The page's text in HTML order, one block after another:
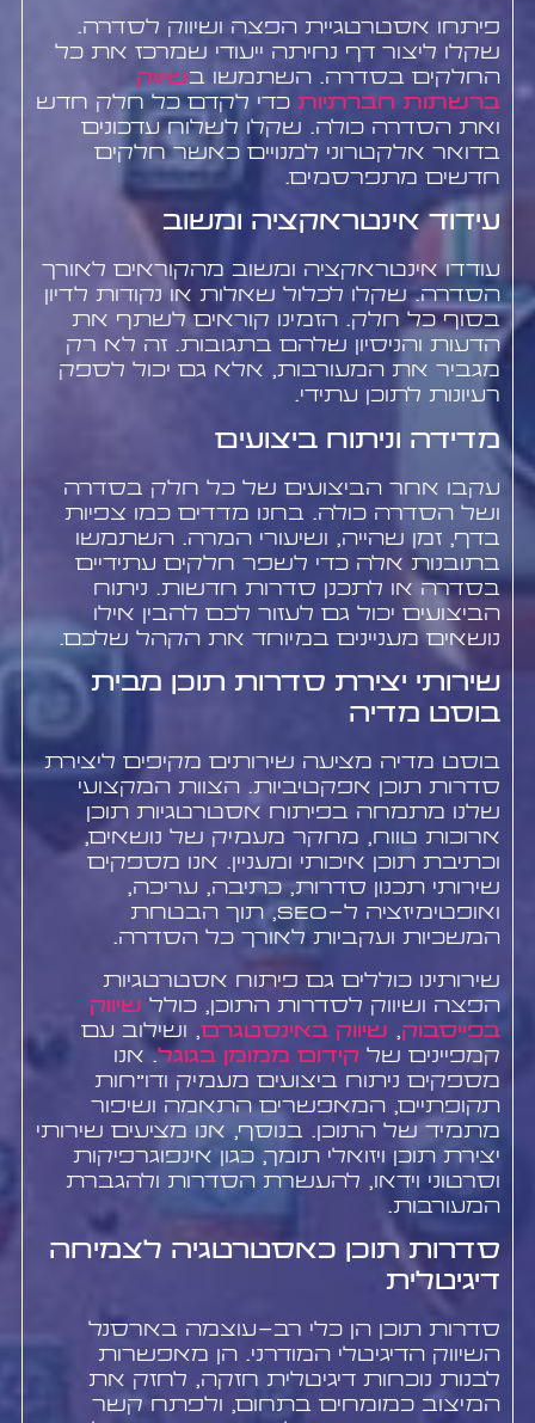
פיתחו אסטרטגיית הפצה ושיווק לסדרה.
שקלו ליצור דף נחיתה ייעודי שמרכז את כל
החלקים בסדרה. השתמשו בשיווק
ברשתות חברתיותכדי לקדם כל חלק חדש
ואת הסדרה כולה. שקלו לשלוח עדכונים
בדואר אלקטרוני למנויים כאשר חלקים
חדשים מתפרסמים.
עידוד אינטראקציה ומשוב
עודדו אינטראקציה ומשוב מהקוראים לאורך
הסדרה. שקלו לכלול שאלות או נקודות לדיון
בסוף כל חלק. הזמינו קוראים לשתף את
הדעות והניסיון שלהם בתגובות. זה לא רק
מגביר את המעורבות, אלא גם יכול לספק
רעיונות לתוכן עתידי.
מדידה וניתוח ביצועים
עקבו אחר הביצועים של כל חלק בסדרה
ושל הסדרה כולה. בחנו מדדים כמו צפיות
בדף, זמן שהייה, ושיעורי המרה. השתמשו
בתובנות אלה כדי לשפר חלקים עתידיים
בסדרה או לתכנן סדרות חדשות. ניתוח
הביצועים יכול גם לעזור לכם להבין אילו
נושאים מעניינים במיוחד את הקהל שלכם.
שירותי יצירת סדרות תוכן מבית
בוסט מדיה
בוסט מדיה מציעה שירותים מקיפים ליצירת
סדרות תוכן אפקטיביות. הצוות המקצועי
שלנו מתמחה בפיתוח אסטרטגיות תוכן
ארוכות טווח, מחקר מעמיק של נושאים,
וכתיבת תוכן איכותי ומעניין. אנו מספקים
שירותי תכנון סדרות, כתיבה, עריכה,
ואופטימיזציה ל-SEO, תוך הבטחת
המשכיות ועקביות לאורך כל הסדרה.
שירותינו כוללים גם פיתוח אסטרטגיות
הפצה ושיווק לסדרות התוכן, כולל שיווק
בפייסבוק, שיווק באינסטגרם, ושילוב עם
קמפיינים של קידום ממומן בגוגל. אנו
מספקים ניתוח ביצועים מעמיק ודו"חות
תקופתיים, המאפשרים התאמה ושיפור
מתמיד של התוכן. בנוסף, אנו מציעים שירותי
יצירת תוכן ויזואלי תומך, כגון אינפוגרפיקות
וסרטוני וידאו, להעשרת הסדרות ולהגברת
המעורבות.
סדרות תוכן כאסטרטגיה לצמיחה
דיגיטלית
סדרות תוכן הן כלי רב-עוצמה בארסנל
השיווק הדיגיטלי המודרני. הן מאפשרות
לבנות נוכחות דיגיטלית חזקה, לחזק את
המיצוב כמומחים בתחום, ולפתח קשר